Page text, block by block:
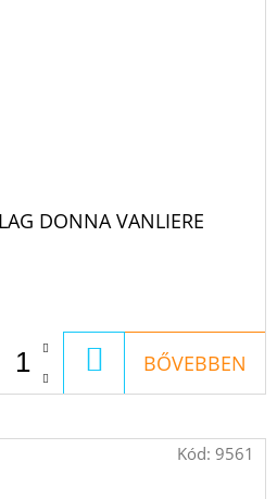
DONNA VANLIERE
KOSÁRBA
BŐVEBBEN
Kód: 9561